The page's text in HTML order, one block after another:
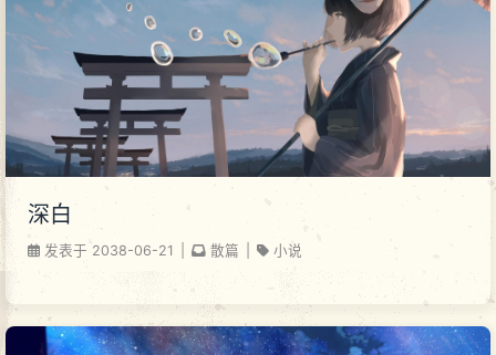
深白
发表于 2038-06-21 散篇 小说